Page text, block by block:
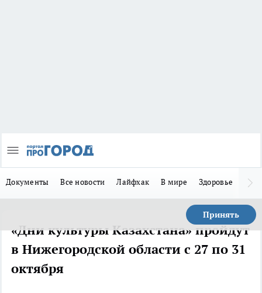
Документы Все новости Лайфхак В мире Здоровье
Принять
«Дни культуры Казахстана» пройдут
в Нижегородской области с 27 по 31
октября